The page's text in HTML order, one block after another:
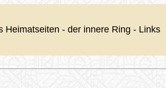
Heimatseiten - der innere Ring - Links